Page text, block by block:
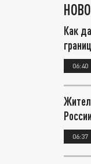
Как
06:40
06:37